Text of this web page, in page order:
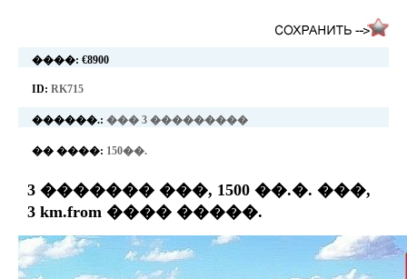
����: €8900
ID: RK715
������.: ��� 3 ���������
�� ����: 150��.
3 ������� ���, 1500 ��.�. ���,
3 km.from ���� �����.